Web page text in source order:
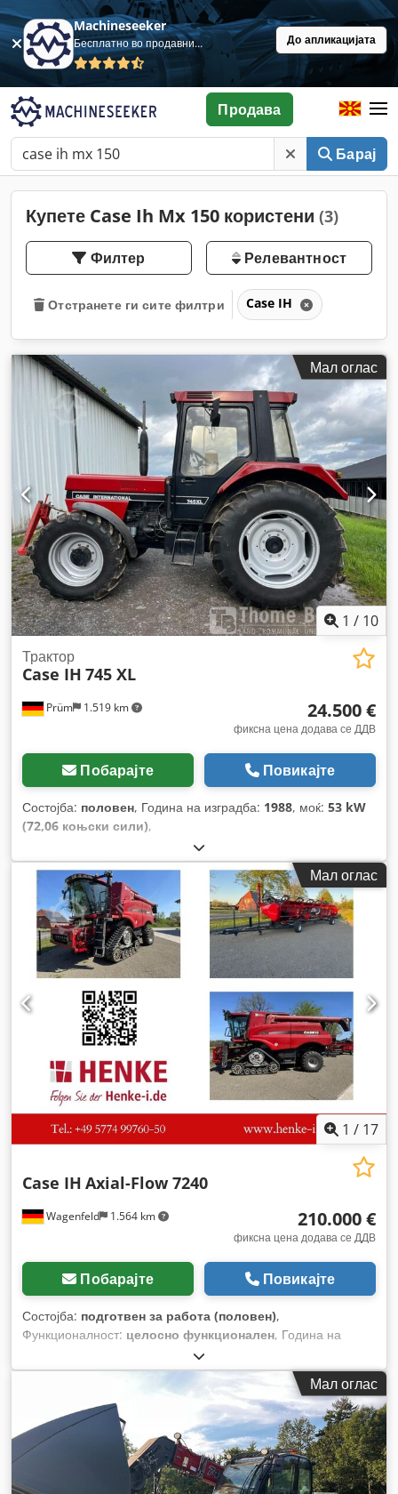
Machineseeker
Бесплатно во продавница До апликацијата
Барај
Продава
Купете Case Ih Mx 150 користени (3)
Филтер Релевантност
Отстранете ги сите филтри Case IH
Мал оглас
1 / 10
Prüm 1.519 km
Трактор
Case IH 745 XL
24.500 €
фиксна цена додава се ДДВ
Побарајте Повикајте
Состојба: половен, Година на изградба: 1988, моќ: 53 kW
(72,06 коњски сили),
Мал оглас
1 / 17
Wagenfeld 1.564 km
Case IH Axial-Flow 7240
210.000 €
фиксна цена додава се ДДВ
Побарајте Повикајте
Состојба: подготвен за работа (половен),
Функционалност: целосно функционален, Година на
, работни часови:
(497,62 коњски сили), тип на гориво:дизел, максимална
, прва регистрација:
, следен
преглед (TÜV):07/2026 , димензија на задна гума:500/85
R24, број на машина/возило:YHG233775, Опрема:кабина,
клима уред, косачка за силовина, осветлување,
приклучок за приколка,
Мал оглас